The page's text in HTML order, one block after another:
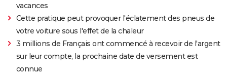
vacances
Cette pratique peut provoquer l'éclatement des pneus de
votre voiture sous l'effet de la chaleur
3 millions de Français ont commencé à recevoir de l'argent
sur leur compte, la prochaine date de versement est
connue